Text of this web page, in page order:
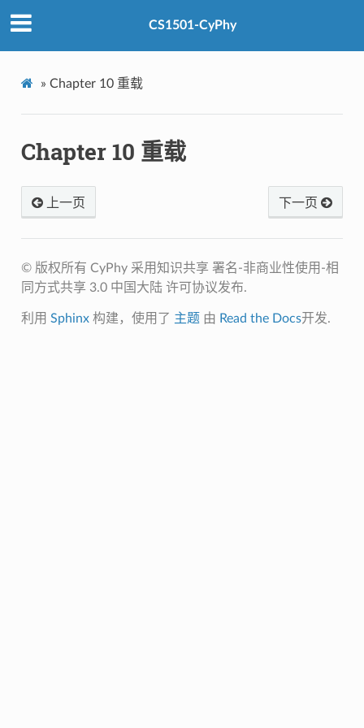
CS1501-CyPhy
» Chapter 10 重载
Chapter 10 重载
上一页 下一页
© 版权所有 CyPhy 采用知识共享 署名-非商业性使用-相
同方式共享 3.0 中国大陆 许可协议发布.
利用 Sphinx构建，使用了 主题 由 Read the Docs开发.